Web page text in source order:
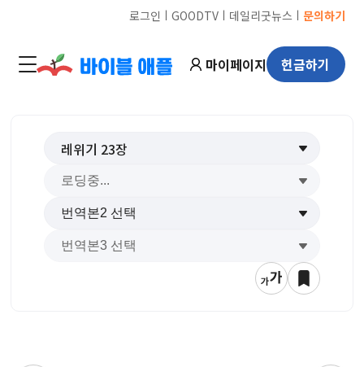
로그인 ㅣ GOODTVㅣ 데일리굿뉴스 ㅣ 문의하기
마이페이지 헌금하기
레위기 23장